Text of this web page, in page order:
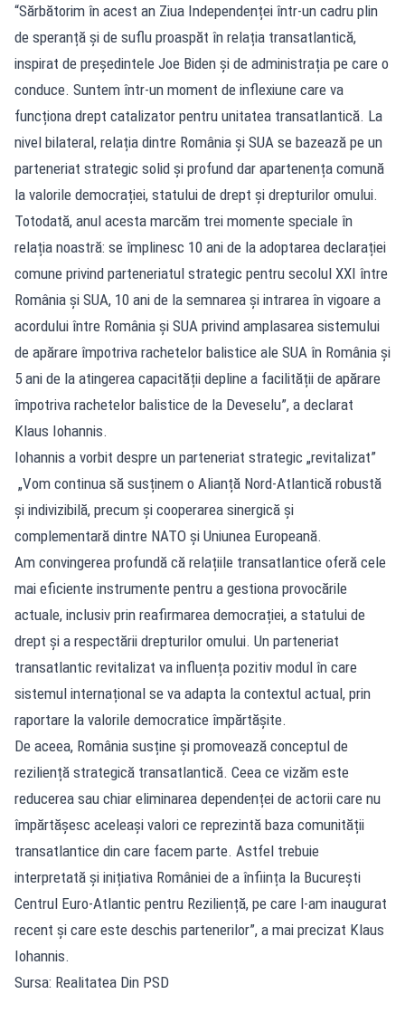
“Sărbătorim în acest an Ziua Independenței într-un cadru plin
de speranță și de suflu proaspăt în relația transatlantică,
inspirat de președintele Joe Biden și de administrația pe care o
conduce. Suntem într-un moment de inflexiune care va
funcționa drept catalizator pentru unitatea transatlantică. La
nivel bilateral, relația dintre România și SUA se bazează pe un
parteneriat strategic solid și profund dar apartenența comună
la valorile democrației, statului de drept și drepturilor omului.
Totodată, anul acesta marcăm trei momente speciale în
relația noastră: se împlinesc 10 ani de la adoptarea declarației
comune privind parteneriatul strategic pentru secolul XXI între
România și SUA, 10 ani de la semnarea și intrarea în vigoare a
acordului între România și SUA privind amplasarea sistemului
de apărare împotriva rachetelor balistice ale SUA în România și
5 ani de la atingerea capacității depline a facilității de apărare
împotriva rachetelor balistice de la Deveselu”, a declarat
Klaus Iohannis.
Iohannis a vorbit despre un parteneriat strategic „revitalizat”
„Vom continua să susținem o Alianță Nord-Atlantică robustă
și indivizibilă, precum și cooperarea sinergică și
complementară dintre NATO și Uniunea Europeană.
Am convingerea profundă că relațiile transatlantice oferă cele
mai eficiente instrumente pentru a gestiona provocările
actuale, inclusiv prin reafirmarea democrației, a statului de
drept și a respectării drepturilor omului. Un parteneriat
transatlantic revitalizat va influența pozitiv modul în care
sistemul internațional se va adapta la contextul actual, prin
raportare la valorile democratice împărtășite.
De aceea, România susține și promovează conceptul de
reziliență strategică transatlantică. Ceea ce vizăm este
reducerea sau chiar eliminarea dependenței de actorii care nu
împărtășesc aceleași valori ce reprezintă baza comunității
transatlantice din care facem parte. Astfel trebuie
interpretată și inițiativa României de a înființa la București
Centrul Euro-Atlantic pentru Reziliență, pe care l-am inaugurat
recent și care este deschis partenerilor”, a mai precizat Klaus
Iohannis.
Sursa: Realitatea Din PSD